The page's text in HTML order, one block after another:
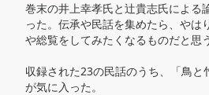
巻末の井上幸孝氏と辻貴志氏による
った。伝承や民話を集めたら、やは
や総覧をしてみたくなるものだと思う
収録された23の民話のうち、「鳥と
が気に入った。